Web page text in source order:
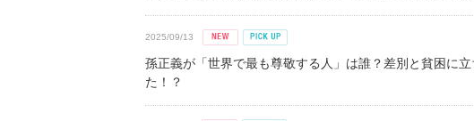
2025/09/13
孫正義が「世界で最も尊敬する人」は誰？差別と貧困に
た！？